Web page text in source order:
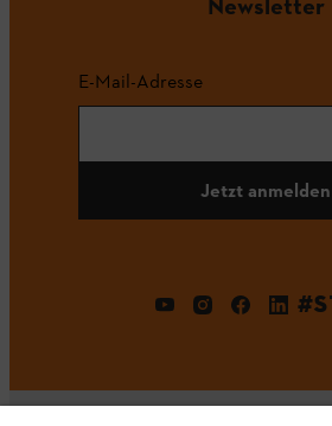
Newsletter
E-Mail-Adresse
Jetzt anmelden